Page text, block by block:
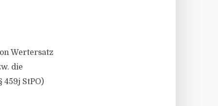
Wertersatz
die
StPO)